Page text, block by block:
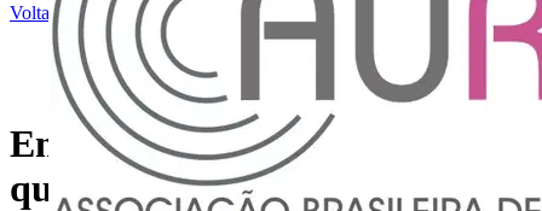
Voltar para Notícias
Energia Solar e o Cobre, uma
questão de sustentabilidade